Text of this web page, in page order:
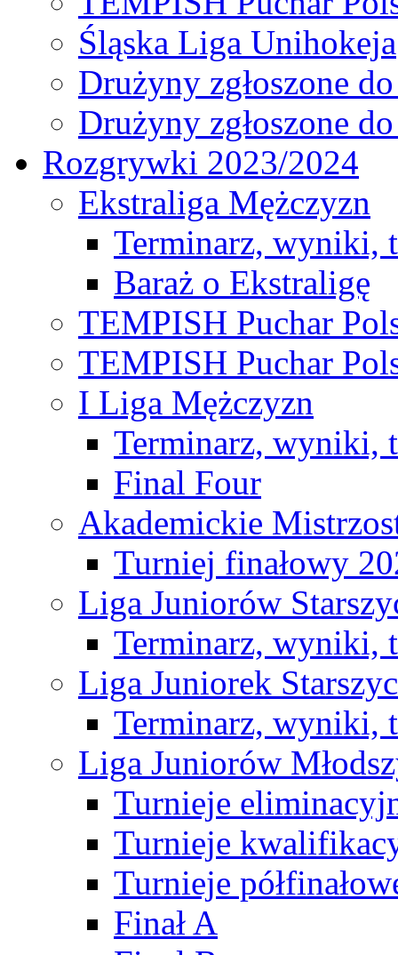
Śląska Liga Unihokeja
Drużyny zgłoszone
Drużyny zgłoszone
Rozgrywki 2023/2024
Ekstraliga Mężczyzn
Terminarz, wyniki,
Baraż o Ekstraligę
TEMPISH Puchar
TEMPISH Puchar
I Liga Mężczyzn
Terminarz, wyniki,
Final Four
Akademickie
Turniej finałowy
Liga Juniorów
Terminarz, wyniki,
Liga Juniorek
Terminarz, wyniki,
Liga Juniorów
Turnieje
Turnieje
Turnieje
Finał A